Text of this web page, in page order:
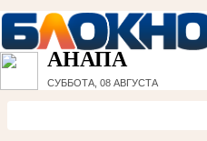
АНАПА
СУББОТА, 08 АВГУСТА